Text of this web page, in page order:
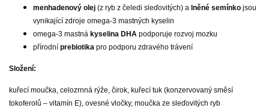
menhadenový olej (z ryb z čeledi sleďovitých) a lněné semínko jsou
vynikající zdroje omega-3 mastných kyselin
omega-3 mastná kyselina DHA podporuje rozvoj mozku
přírodní prebiotika pro podporu zdravého trávení
Složení:
kuřecí moučka, celozrnná rýže, čirok, kuřecí tuk (konzervovaný směsí
tokoferolů – vitamín E), ovesné vločky, moučka ze sleďovitých ryb